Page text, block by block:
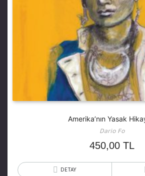
Amerika’nın Yasak
Dario Fo
450,00 TL
DETAY